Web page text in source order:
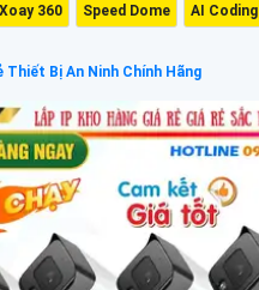
Xoay 360 Speed Dome AI Coding
Thiết Bị An Ninh Chính Hãng